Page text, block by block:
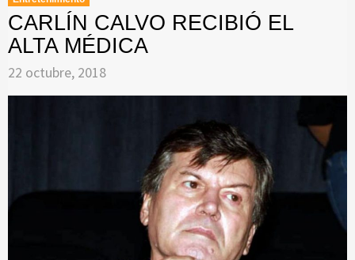
CARLÍN CALVO RECIBIÓ EL
ALTA MÉDICA
22 octubre, 2018